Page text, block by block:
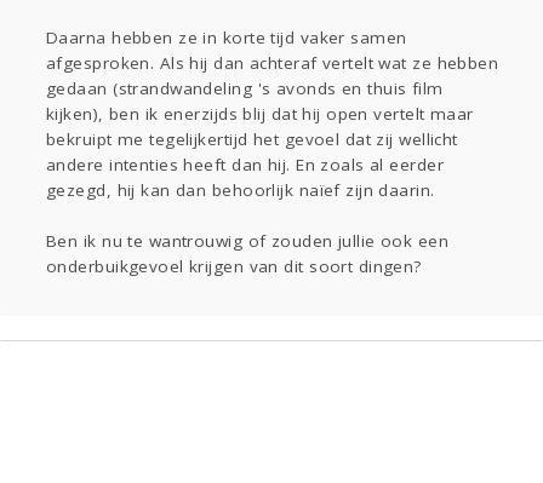
Daarna hebben ze in korte tijd vaker samen
afgesproken. Als hij dan achteraf vertelt wat ze hebben
gedaan (strandwandeling 's avonds en thuis film
kijken), ben ik enerzijds blij dat hij open vertelt maar
bekruipt me tegelijkertijd het gevoel dat zij wellicht
andere intenties heeft dan hij. En zoals al eerder
gezegd, hij kan dan behoorlijk naïef zijn daarin.
Ben ik nu te wantrouwig of zouden jullie ook een
onderbuikgevoel krijgen van dit soort dingen?